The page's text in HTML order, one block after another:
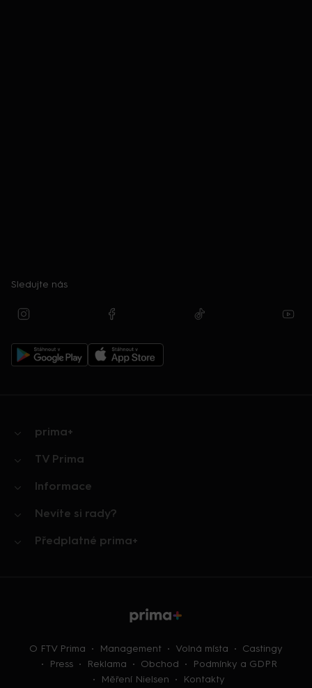
Sledujte nás
prima+
TV Prima
Informace
Nevíte si rady?
Předplatné prima+
O FTV Prima Management Volná místa
Castingy
Press
Reklama Obchod
Podmínky a GDPR
Měření Nielsen
Kontakty